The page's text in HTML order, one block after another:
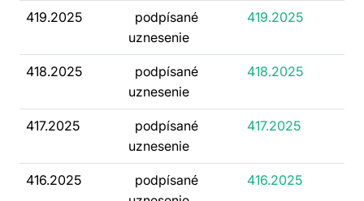
419.2025
podpísané
uznesenie
419.2025
418.2025
podpísané
uznesenie
418.2025
417.2025
podpísané
uznesenie
417.2025
416.2025
podpísané
416.2025